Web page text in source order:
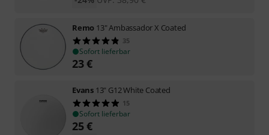
Remo 13" Ambassador X Coated
35
Sofort lieferbar
23€
Evans 13" G12 White Coated
15
Sofort lieferbar
25€